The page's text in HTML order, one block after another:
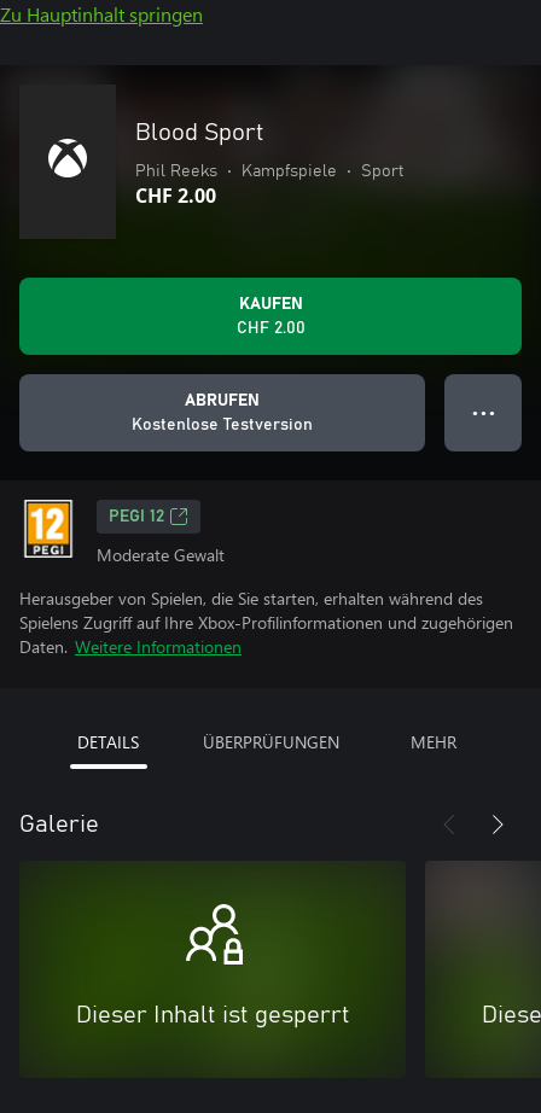
Zu Hauptinhalt springen
Blood Sport
Phil Reeks • Kampfspiele • Sport
CHF 2.00
KAUFEN
CHF 2.00
ABRUFEN
Kostenlose Testversion
● ● ●
PEGI 12
Moderate Gewalt
Herausgeber von Spielen, die Sie starten, erhalten während des
Spielens Zugriff auf Ihre Xbox-Profilinformationen und zugehörigen
Daten. Weitere Informationen
DETAILS ÜBERPRÜFUNGEN MEHR
Galerie
Dieser Inhalt ist gesperrt